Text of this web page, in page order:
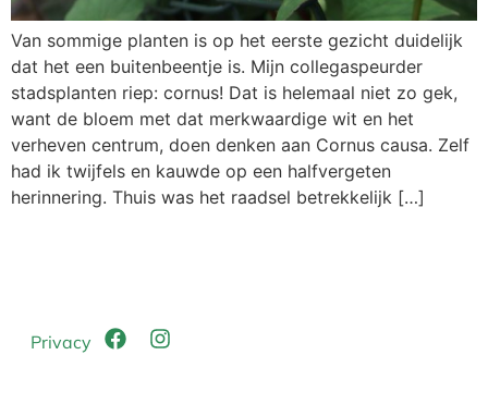
Van sommige planten is op het eerste gezicht duidelijk
dat het een buitenbeentje is. Mijn collegaspeurder
stadsplanten riep: cornus! Dat is helemaal niet zo gek,
want de bloem met dat merkwaardige wit en het
verheven centrum, doen denken aan Cornus causa. Zelf
had ik twijfels en kauwde op een halfvergeten
herinnering. Thuis was het raadsel betrekkelijk […]
Privacy